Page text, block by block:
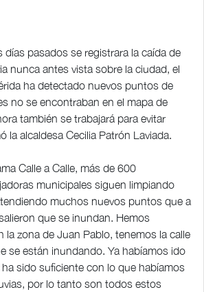
días pasados se registrara la caída de
nunca antes vista sobre la ciudad, el
ha detectado nuevos puntos de
no se encontraban en el mapa de
también se trabajará para evitar
la alcaldesa Cecilia Patrón Laviada.
Calle a Calle, más de 600
municipales siguen limpiando
muchos nuevos puntos que a
que se inundan. Hemos
la zona de Juan Pablo, tenemos la calle
se están inundando. Ya habíamos ido
sido suficiente con lo que habíamos
por lo tanto son todos estos